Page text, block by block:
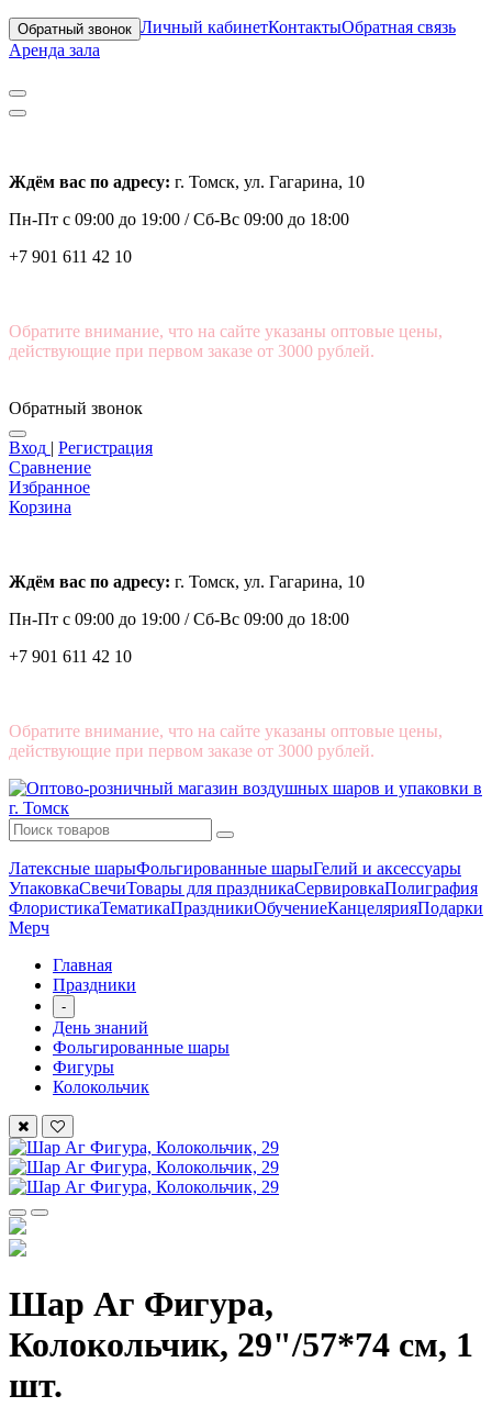
Обратный звонок Личный кабинетКонтактыОбратная связь
Аренда зала
Ждём вас по адресу: г. Томск, ул. Гагарина, 10
Пн-Пт с 09:00 до 19:00 /Сб-Вс 09:00 до 18:00
+7 901 611 42 10
Обратите внимание, что на сайте указаны оптовые цены,
действующие при первом заказе от 3000 рублей.
Обратный звонок
Вход | Регистрация
Сравнение
Избранное
Корзина
Ждём вас по адресу: г. Томск, ул. Гагарина, 10
Пн-Пт с 09:00 до 19:00 /Сб-Вс 09:00 до 18:00
+7 901 611 42 10
Обратите внимание, что на сайте указаны оптовые цены,
действующие при первом заказе от 3000 рублей.
Латексные шарыФольгированные шарыГелий и аксессуары
УпаковкаСвечиТовары для праздникаСервировкаПолиграфия
ФлористикаТематикаПраздникиОбучениеКанцелярияПодарки
Мерч
Главная
Праздники
-
День знаний
Фольгированные шары
Фигуры
Колокольчик
Шар Аг Фигура,
Колокольчик, 29"/57*74 см, 1
шт.